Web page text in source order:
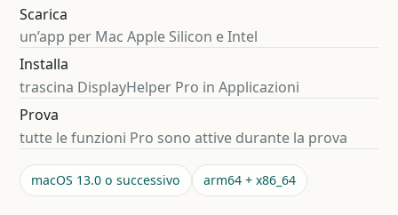
Scarica
un’app per Mac Apple Silicon e Intel
Installa
trascina DisplayHelper Pro in Applicazioni
Prova
tutte le funzioni Pro sono attive durante la prova
macOS 13.0 o successivo arm64 + x86_64